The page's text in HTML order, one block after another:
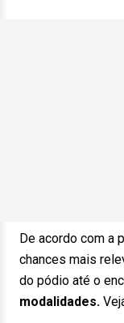
De acordo com a
chances mais
do pódio até o
modalidades.